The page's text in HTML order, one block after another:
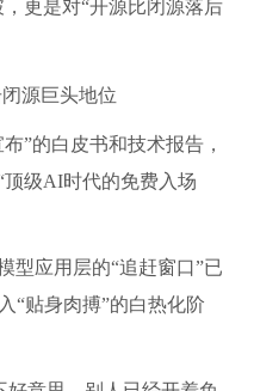
更是对“开源比闭源落后
”的白皮书和技术报告，
级AI时代的免费入场
型应用层的“追赶窗口”已
“贴身肉搏”的白热化阶